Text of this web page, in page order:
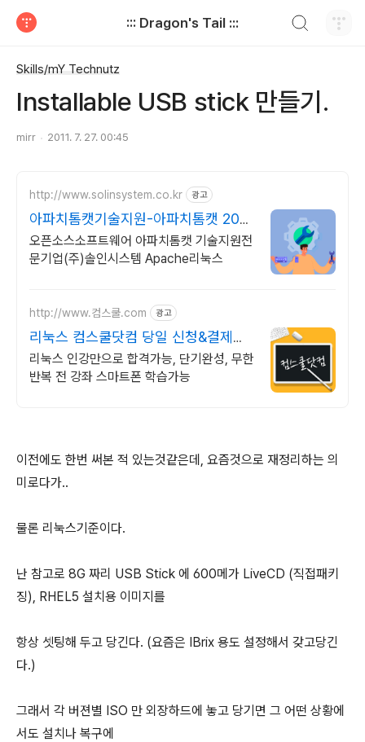
::: Dragon's Tail :::
Skills/mY Technutz
Installable USB stick 만들기.
mirr 2011. 7. 27. 00:45
http://www.solinsystem.co.kr 광고
아파치톰캣기술지원-아파치톰캣 20년
이상 기술지원 노하우
오픈소스소프트웨어 아파치톰캣 기술지원전
문기업(주)솔인시스템 Apache리눅스
http://www.컴스쿨.com 광고
리눅스 컴스쿨닷컴 당일 신청&결제시
기프티콘!
리눅스 인강만으로 합격가능, 단기완성, 무한
반복 전 강좌 스마트폰 학습가능
이전에도 한번 써본 적 있는것같은데, 요즘것으로 재정리하는 의
미로다가..
물론 리눅스기준이다.
난 참고로 8G 짜리 USB Stick 에 600메가 LiveCD (직접패키
징), RHEL5 설치용 이미지를
항상 셋팅해 두고 당긴다. (요즘은 IBrix 용도 설정해서 갖고당긴
다.)
그래서 각 버젼별 ISO 만 외장하드에 놓고 당기면 그 어떤 상황에
서도 설치나 복구에